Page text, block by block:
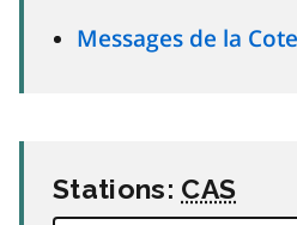
Messages de la
Stations: CAS